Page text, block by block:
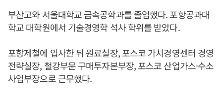
부산고와 서울대학교 금속공학과를 졸업했다. 포항공과대
학교 대학원에서 기술경영학 석사 학위를 받았다.
포항제철에 입사한 뒤 원료실장, 포스코 가치경영센터 경영
전략실장, 철강부문 구매투자본부장, 포스코 산업가스·수소
사업부장으로 근무했다.